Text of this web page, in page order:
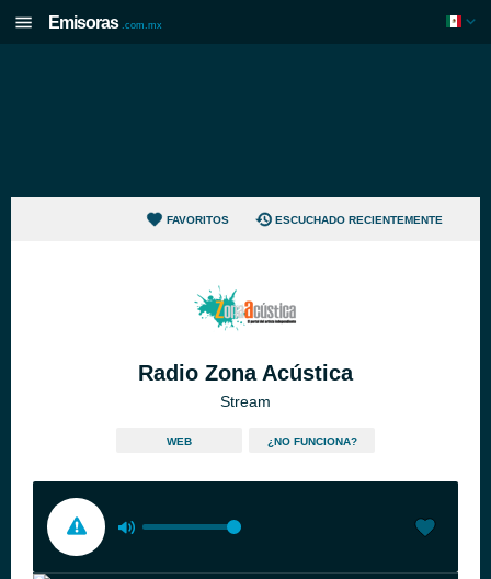
Emisoras .com.mx
FAVORITOS ESCUCHADO RECIENTEMENTE
Radio Zona Acústica
Stream
WEB ¿NO FUNCIONA?